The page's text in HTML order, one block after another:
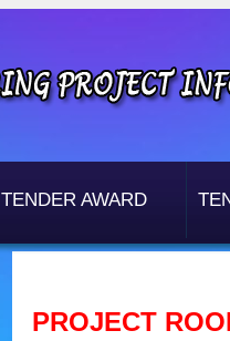
TENDER AWARD
PROJECT